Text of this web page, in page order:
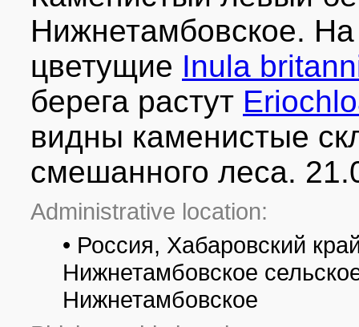
Нижнетамбовское.
цветущие Inula
берега растут
видны каменистые
смешанного леса.
Administrative location:
• Россия, Хабаровский
Нижнетамбовское
Нижнетамбовское